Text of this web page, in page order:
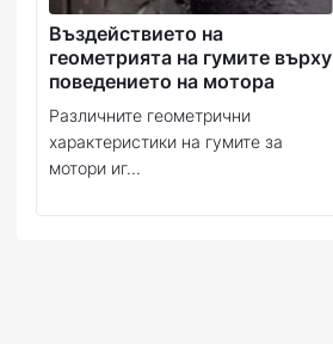
Въздействието на
геометрията на гумите върху
поведението на мотора
Различните геометрични
характеристики на гумите за
мотори иг...